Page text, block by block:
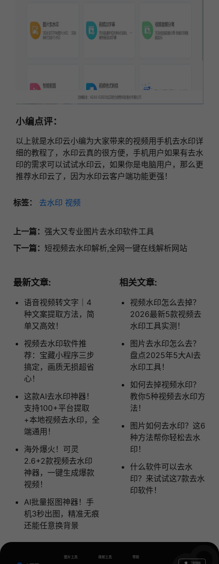
小编点评：
以上就是水印云小编为大家带来的视频用手机去水印详
细的教程了，水印云真的很方便，手机用户如果有去水
印的需求可以试试水印云，如果你是电脑用户，那么更
推荐水印云了，因为水印云客户端功能更强！
标签： 去水印 视频
上一篇： 强大又专业图片去水印软件工具
下一篇： 短视频去水印解析,全网一键在线解析网站
最新文章:
语音视频转文字｜4
种文案提取方法，简
单又高效！
视频去水印软件推
荐：宝藏小程序三步
搞定，画质无损超省
心！
这款AI去水印神器！
支持100+平台提取
+本地视频去水印，全
端通用！
海外爆火！可灵
2.6+2款视频去水印
神器，一键生成爆款
视频！
AI批量抠图神器！手
机3秒出图，精准无痕
还能任意换背景
相关文章:
视频水印怎么去掉？
2026最新5款视频去
水印工具实测！
图片去水印怎么去？
盘点2025年5大AI去
水印工具！
如何去掉视频水印？
教你5种视频去水印方
法！
图片如何去水印？这6
种方法帮你轻松去水
印！
什么软件可以去水
印？来试试这7款去水
印软件！
图片工具 视频工具 帮助
下载电脑版